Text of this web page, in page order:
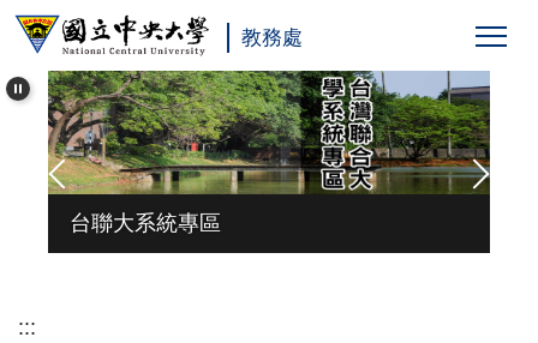
跳
主
教務處
台聯大系統專區
:::